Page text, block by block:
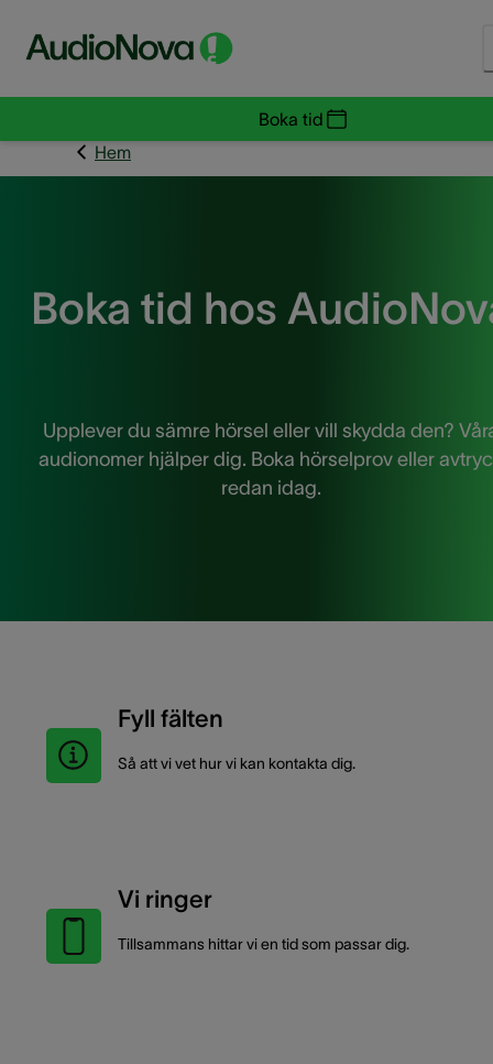
Boka tid
Hem
Boka tid hos
Upplever du sämre hörsel eller vill skydda den?
audionomer hjälper dig. Boka hörselprov eller
redan idag.
Fyll fälten
Så att vi vet hur vi kan kontakta dig.
Vi ringer
Tillsammans hittar vi en tid som passar dig.